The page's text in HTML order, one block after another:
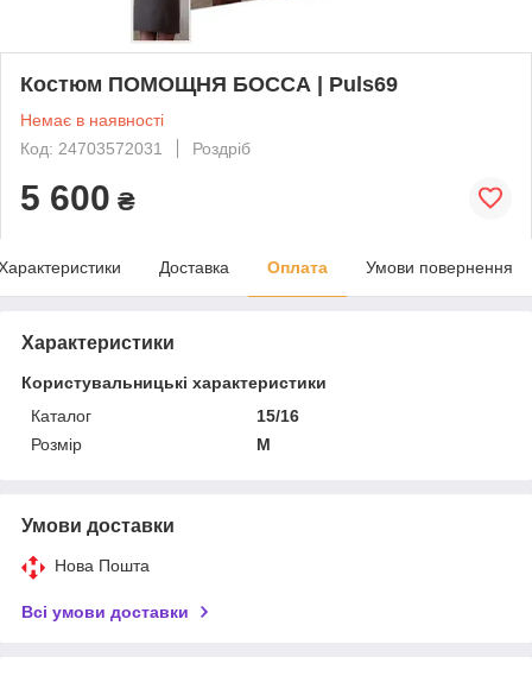
Костюм ПОМОЩНЯ БОССА | Puls69
Немає в наявності
Код: 24703572031
Роздріб
5 600 ₴
Доставка Оплата Умови повернення
Характеристики
Користувальницькі характеристики
Каталог
15/16
Розмір
M
Умови доставки
Нова Пошта
Всі умови доставки